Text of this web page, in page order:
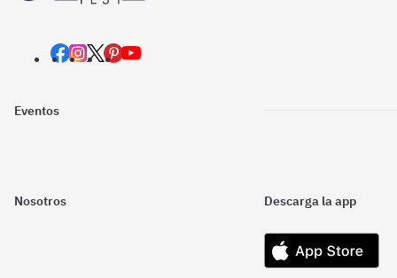
Eventos
Nosotros Descarga la app